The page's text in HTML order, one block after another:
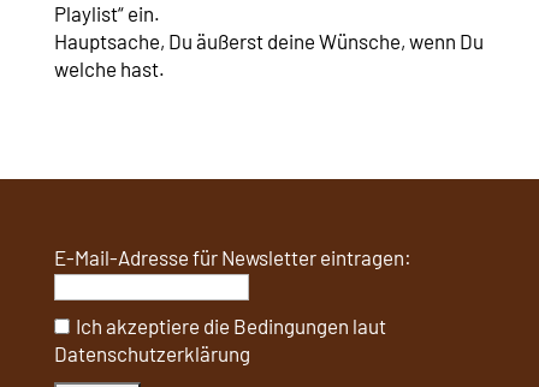
Playlist“ ein.
Hauptsache, Du äußerst deine Wünsche, wenn Du
welche hast.
E-Mail-Adresse für Newsletter eintragen:
Ich akzeptiere die Bedingungen laut
Datenschutzerklärung